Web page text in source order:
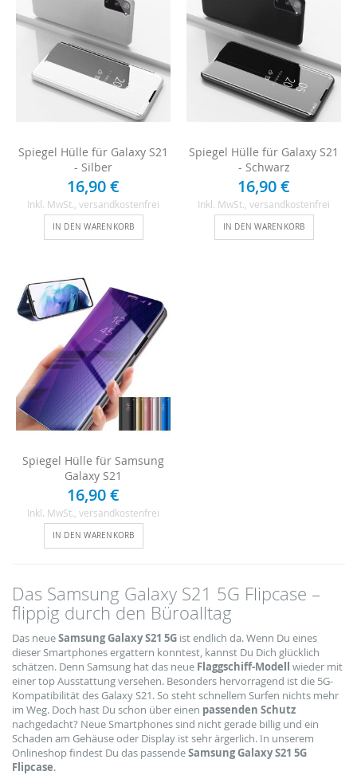
Spiegel Hülle für Galaxy S21
- Silber
16,90 €
Inkl. MwSt. , versandkostenfrei
IN DEN WARENKORB
Spiegel Hülle für Galaxy S21
- Schwarz
16,90 €
Inkl. MwSt. , versandkostenfrei
IN DEN WARENKORB
Spiegel Hülle für Samsung
Galaxy S21
16,90 €
Inkl. MwSt. , versandkostenfrei
IN DEN WARENKORB
Das Samsung Galaxy S21 5G Flipcase –
flippig durch den Büroalltag
Das neueSamsung Galaxy S21 5G ist endlich da. Wenn Du eines
dieser Smartphones ergattern konntest, kannst Du Dich glücklich
schätzen. Denn Samsung hat das neue Flaggschiff-Modell wieder mit
einer top Ausstattung versehen. Besonders hervorragend ist die 5G-
Kompatibilität des Galaxy S21. So steht schnellem Surfen nichts mehr
im Weg. Doch hast Du schon über einen passenden Schutz
nachgedacht? Neue Smartphones sind nicht gerade billig und ein
Schaden am Gehäuse oder Display ist sehr ärgerlich. In unserem
Onlineshop findest Du das passendeSamsung Galaxy S21 5G
Flipcase.